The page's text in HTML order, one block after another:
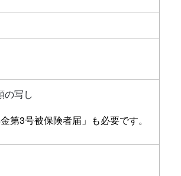
の写し
第3号被保険者届」も必要です。